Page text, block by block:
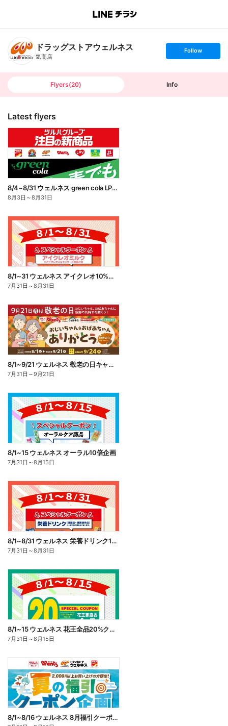
B
n
T
ドラッグストアウェルネス
気高店
s
t
o
Follow
Flyers(20) Info
Latest flyers
8/4~8/31 ウェルネス green cola LP企画
8月3日 ～8月31日
8/1~31 ウェルネス アイクレオ10%ポイント還元
7月31日 ～8月31日
8/1~9/21 ウェルネス 敬老の日キャンペーン
7月31日 ～9月21日
8/1~15 ウェルネス オーラル10倍企画
7月31日 ～8月15日
8/1~8/31 ウェルネス 栄養ドリンク10%ポイント還元
7月31日 ～8月31日
8/1~15 ウェルネス 花王全品20%クーポン
7月31日 ～8月15日
8/1~8/16 ウェルネス 8月福引クーポン企画